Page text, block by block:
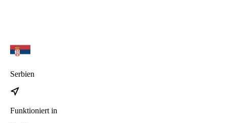
Serbien
Funktioniert in